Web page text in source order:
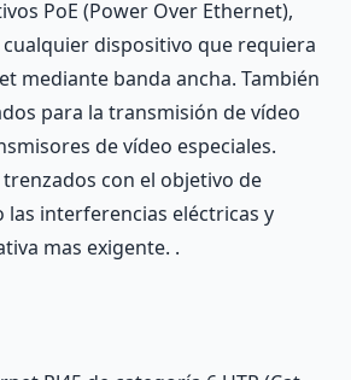
PoE (Power Over Ethernet),
dispositivo que requiera
mediante banda ancha. También
para la transmisión de vídeo
de vídeo especiales.
con el objetivo de
las interferencias eléctricas y
mas exigente. .